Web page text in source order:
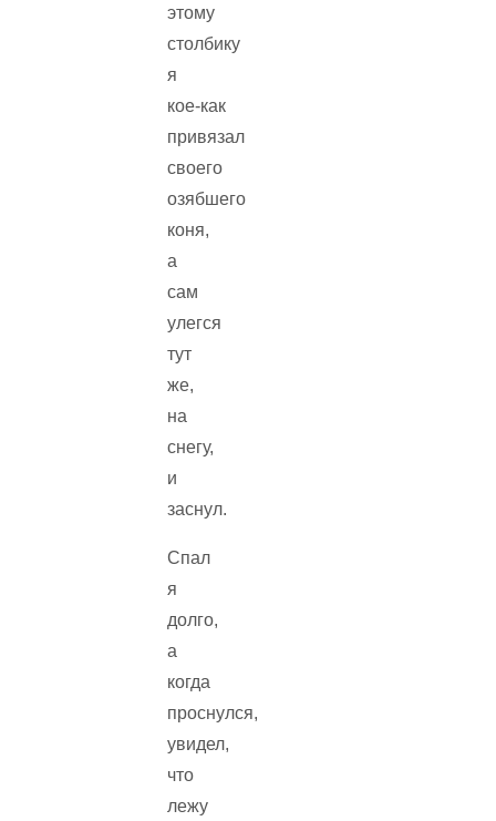
этому
столбику
я
кое‑как
привязал
своего
озябшего
коня,
а
сам
улегся
тут
же,
на
снегу,
и
заснул.
Спал
я
долго,
а
когда
проснулся,
увидел,
что
лежу